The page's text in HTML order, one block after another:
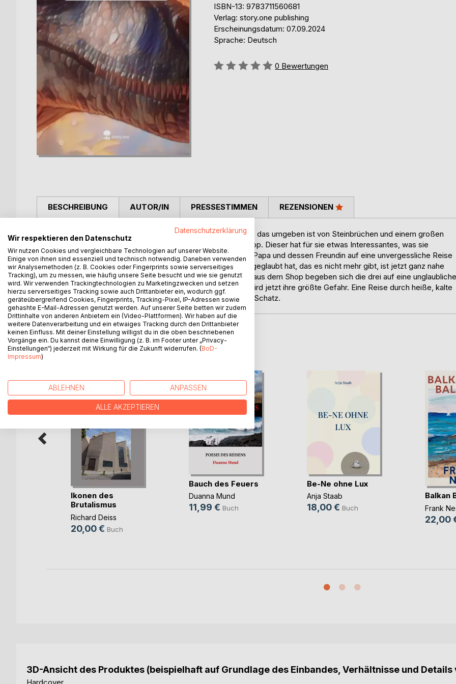
ISBN-13: 9783711560681
Verlag: story.one publishing
Erscheinungsdatum: 07.09.2024
Sprache: Deutsch
Bewertung::
0 Bewertungen
BESCHREIBUNG
Marley ist ein 9-jähriges Mädchen aus einem kleinen Dorf, das umgeben ist von Steinbrüchen und einem großen
Kalksteinwerk. Eines Tages entdeckt sie einen Dinofanshop. Dieser hat für sie etwas Interessantes, was sie
unbedingt haben möchte. Und genau das bringt sie, ihren Papa und dessen Freundin auf eine unvergessliche Reise
in eine Zeit, die sie nie erwartet haben. Alles, wovon man geglaubt hat, das es nicht mehr gibt, ist jetzt ganz nahe
und lebendig. Mit einem Kompass und einer uralten Karte aus dem Shop begeben sich die drei auf eine unglaubliche
Schatzsuche. Alles, was schon längst ausgestorben ist, wird jetzt ihre größte Gefahr. Eine Reise durch heiße, kalte
und spannende Gebiete beginnt auf der Suche nach dem Schatz.
AUTOR/IN PRESSESTIMMEN REZENSIONEN
WEITERE TITEL BEIBoD
Ikonen des
Brutalismus
Richard Deiss
20,00 € Buch
Bauch des Feuers
Duanna Mund
11,99 € Buch
Be-Ne ohne Lux
Anja Staab
18,00 € Buch
Balkan
Frank
22,00
3D-Ansicht des Produktes (beispielhaft auf Grundlage des Einbandes, Verhältnisse und
Hardcover
Datenschutzerklärung
Wir respektieren den Datenschutz
Wir nutzen Cookies und vergleichbare Technologien auf unserer Website.
Einige von ihnen sind essenziell und technisch notwendig. Daneben verwenden
wir Analysemethoden (z. B. Cookies oder Fingerprints sowie serverseitiges
Tracking), um zu messen, wie häufig unsere Seite besucht und wie sie genutzt
wird. Wir verwenden Trackingtechnologien zu Marketingzwecken und setzen
hierzu serverseitiges Tracking sowie auch Drittanbieter ein, wodurch ggf.
geräteübergreifend Cookies, Fingerprints, Tracking-Pixel, IP-Adressen sowie
gehashte E-Mail-Adressen genutzt werden. Auf unserer Seite betten wir zudem
Drittinhalte von anderen Anbietern ein (Video-Plattformen). Wir haben auf die
weitere Datenverarbeitung und ein etwaiges Tracking durch den Drittanbieter
keinen Einfluss. Mit deiner Einstellung willigst du in die oben beschriebenen
Vorgänge ein. Du kannst deine Einwilligung (z. B. im Footer unter „Privacy-
Einstellungen“) jederzeit mit Wirkung für die Zukunft widerrufen. (BoD-
Impressum)
ABLEHNEN ANPASSEN
ALLE AKZEPTIEREN